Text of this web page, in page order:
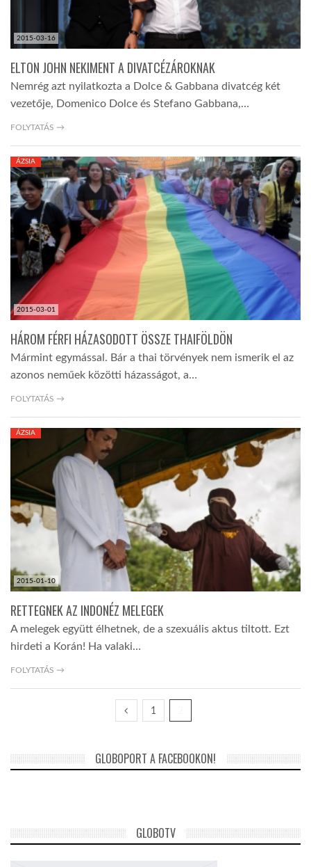
GLOBOTV
AFRIKA TUDÁSTÁR
A NAP SZÉPE
GLOBOZSARU
DOBRAVERO.HU
LATIMO.HU
GLOBOBOOK
2015-03-16
ELTON JOHN NEKIMENT A DIVATCÉZÁROKNAK
Nemrég azt nyilatkozta a Dolce & Gabbana divatcég két
vezetője, Domenico Dolce és Stefano Gabbana,…
FOLYTATÁS →
2015-03-01
ÁZSIA
HÁROM FÉRFI HÁZASODOTT ÖSSZE THAIFÖLDÖN
Mármint egymással. Bár a thai törvények nem ismerik el az
azonos neműek közötti házasságot, a…
FOLYTATÁS →
2015-01-10
ÁZSIA
RETTEGNEK AZ INDONÉZ MELEGEK
A melegek együtt élhetnek, de a szexuális aktus tiltott. Ezt
hirdeti a Korán! Ha valaki…
FOLYTATÁS →
1
GLOBOPORT A FACEBOOKON!
GLOBOTV